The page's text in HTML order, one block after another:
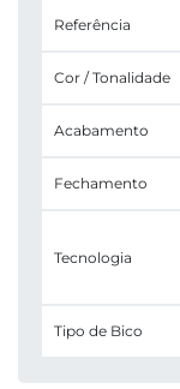
Referência
Cor / Tonalidade
Acabamento
Fechamento
Tecnologia
Tipo de Bico